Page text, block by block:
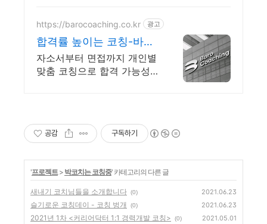
https://barocoaching.co.kr 광고
합격률 높이는 코칭-바로
코칭 1대1 합격 컨설팅
자소서부터 면접까지 개인별
맞춤 코칭으로 합격 가능성
공감 구독하기
'프로젝트> 박코치는 코칭중' 카테고리의 다른 글
새내기 코치님들을 소개합니다 (0) 2021.06.23
슬기로운 코칭데이 - 코칭 벙개 (0) 2021.06.23
2021년 1차 <커리어닥터 1:1 경력개발 코칭> (0) 2021.05.01